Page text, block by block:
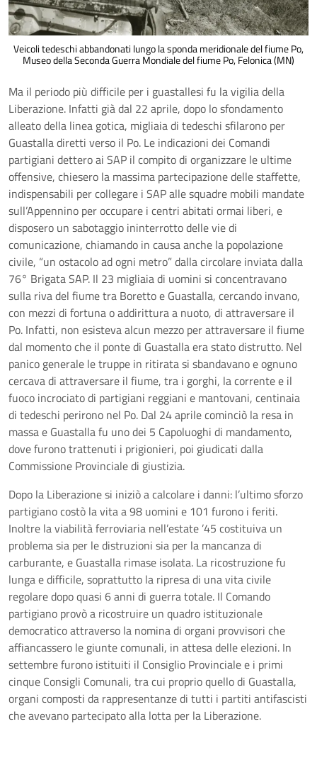
Veicoli tedeschi abbandonati lungo la sponda meridionale del fiume Po,
Museo della Seconda Guerra Mondiale del fiume Po, Felonica (MN)
Ma il periodo più difficile per i guastallesi fu la vigilia della
Liberazione. Infatti già dal 22 aprile, dopo lo sfondamento
alleato della linea gotica, migliaia di tedeschi sfilarono per
Guastalla diretti verso il Po. Le indicazioni dei Comandi
partigiani dettero ai SAP il compito di organizzare le ultime
offensive, chiesero la massima partecipazione delle staffette,
indispensabili per collegare i SAP alle squadre mobili mandate
sull’Appennino per occupare i centri abitati ormai liberi, e
disposero un sabotaggio ininterrotto delle vie di
comunicazione, chiamando in causa anche la popolazione
civile, “un ostacolo ad ogni metro” dalla circolare inviata dalla
76° Brigata SAP. Il 23 migliaia di uomini si concentravano
sulla riva del fiume tra Boretto e Guastalla, cercando invano,
con mezzi di fortuna o addirittura a nuoto, di attraversare il
Po. Infatti, non esisteva alcun mezzo per attraversare il fiume
dal momento che il ponte di Guastalla era stato distrutto. Nel
panico generale le truppe in ritirata si sbandavano e ognuno
cercava di attraversare il fiume, tra i gorghi, la corrente e il
fuoco incrociato di partigiani reggiani e mantovani, centinaia
di tedeschi perirono nel Po. Dal 24 aprile cominciò la resa in
massa e Guastalla fu uno dei 5 Capoluoghi di mandamento,
dove furono trattenuti i prigionieri, poi giudicati dalla
Commissione Provinciale di giustizia.
Dopo la Liberazione si iniziò a calcolare i danni: l’ultimo sforzo
partigiano costò la vita a 98 uomini e 101 furono i feriti.
Inoltre la viabilità ferroviaria nell’estate ’45 costituiva un
problema sia per le distruzioni sia per la mancanza di
carburante, e Guastalla rimase isolata. La ricostruzione fu
lunga e difficile, soprattutto la ripresa di una vita civile
regolare dopo quasi 6 anni di guerra totale. Il Comando
partigiano provò a ricostruire un quadro istituzionale
democratico attraverso la nomina di organi provvisori che
affiancassero le giunte comunali, in attesa delle elezioni. In
settembre furono istituiti il Consiglio Provinciale e i primi
cinque Consigli Comunali, tra cui proprio quello di Guastalla,
organi composti da rappresentanze di tutti i partiti antifascisti
che avevano partecipato alla lotta per la Liberazione.